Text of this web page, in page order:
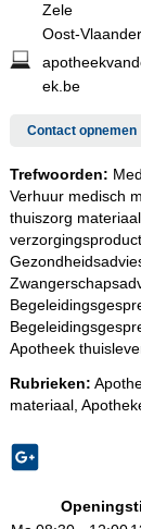
Zele
Oost-
ek.be
Contact opnemen
Trefwoorden:
Verhuur medisch
thuiszorg
Apotheek
Rubrieken:
materiaal